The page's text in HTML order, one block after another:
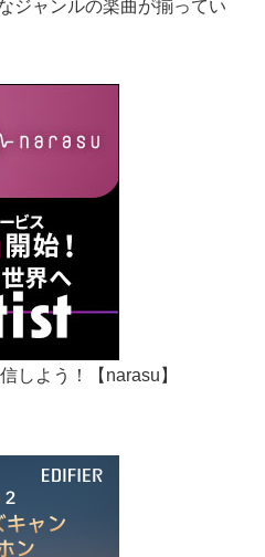
ジャンルの楽曲が揃ってい
しよう！【narasu】